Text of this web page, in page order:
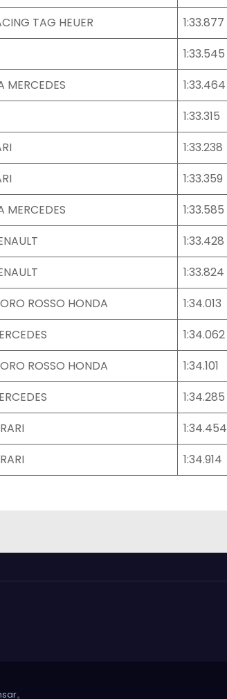
TAG HEUER 1:33.877
1:33.545
MERCEDES 1:33.464
1:33.315
1:33.238
1:33.359
MERCEDES 1:33.585
1:33.428
1:33.824
ROSSO HONDA 1:34.013
1:34.062
ROSSO HONDA
1:34.101
1:34.285
1:34.454
1:34.914
。